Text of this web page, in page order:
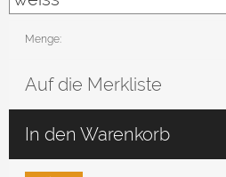
Menge:
Auf die Merkliste
In den Warenkorb